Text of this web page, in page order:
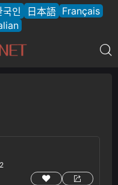
국인 日本語 Français